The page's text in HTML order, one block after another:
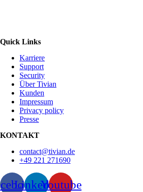
Quick Links
Karriere
Support
Security
Über Tivian
Kunden
Impressum
Privacy policy
Presse
KONTAKT
contact@tivian.de
+49 221 271690
LinkedinYoutube